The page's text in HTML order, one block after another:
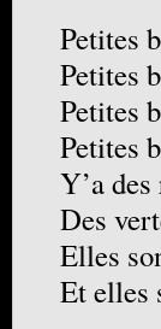
Petites
Petites
Petites
Petites
Y’a
Des
Elles
Et elles